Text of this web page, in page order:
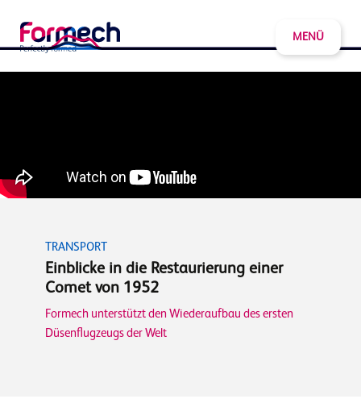
MENÜ
TRANSPORT
Einblicke in die Restaurierung einer
Comet von 1952
Formech unterstützt den Wiederaufbau des ersten
Düsenflugzeugs der Welt